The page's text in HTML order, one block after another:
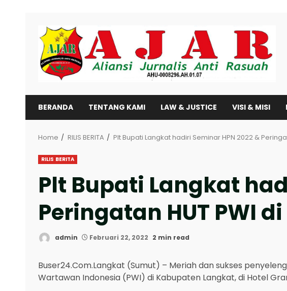
content
BERANDA TENTANG KAMI LAW & JUSTICE VISI & MISI
Home RILIS BERITA Plt Bupati Langkat hadiri Seminar HPN 2022 &
RILIS BERITA
Plt Bupati Langkat
Peringatan HUT PWI
admin Februari 22, 2022 2 min read
Buser24.Com.Langkat (Sumut) – Meriah dan sukses
Wartawan Indonesia (PWI) di Kabupaten Langkat, di Hotel